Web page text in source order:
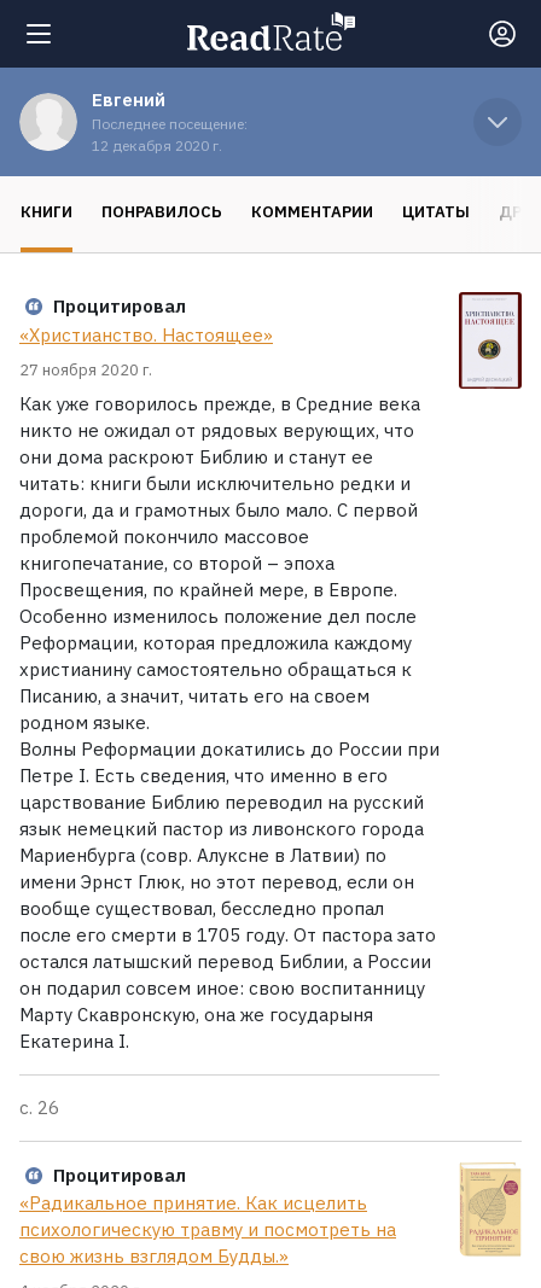
Поиск
Книги
Экранизации
Коллекции
Евгений
Последнее посещение:
12 декабря 2020 г.
КНИГИ ПОНРАВИЛОСЬ КОММЕНТАРИИ ЦИТАТЫ
Процитировал
«Христианство. Настоящее»
27 ноября 2020 г.
Как уже говорилось прежде, в Средние века
никто не ожидал от рядовых верующих, что
они дома раскроют Библию и станут ее
читать: книги были исключительно редки и
дороги, да и грамотных было мало. С первой
проблемой покончило массовое
книгопечатание, со второй – эпоха
Просвещения, по крайней мере, в Европе.
Особенно изменилось положение дел после
Реформации, которая предложила каждому
христианину самостоятельно обращаться к
Писанию, а значит, читать его на своем
родном языке.
Волны Реформации докатились до России при
Петре I. Есть сведения, что именно в его
царствование Библию переводил на русский
язык немецкий пастор из ливонского города
Мариенбурга (совр. Алуксне в Латвии) по
имени Эрнст Глюк, но этот перевод, если он
вообще существовал, бесследно пропал
после его смерти в 1705 году. От пастора зато
остался латышский перевод Библии, а России
он подарил совсем иное: свою воспитанницу
Марту Скавронскую, она же государыня
Екатерина I.
с. 26
Процитировал
«Радикальное принятие. Как исцелить
психологическую травму и посмотреть на
свою жизнь взглядом Будды.»